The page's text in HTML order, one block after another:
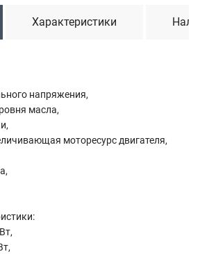
Характеристики
напряжения,
масла,
моторесурс двигателя,